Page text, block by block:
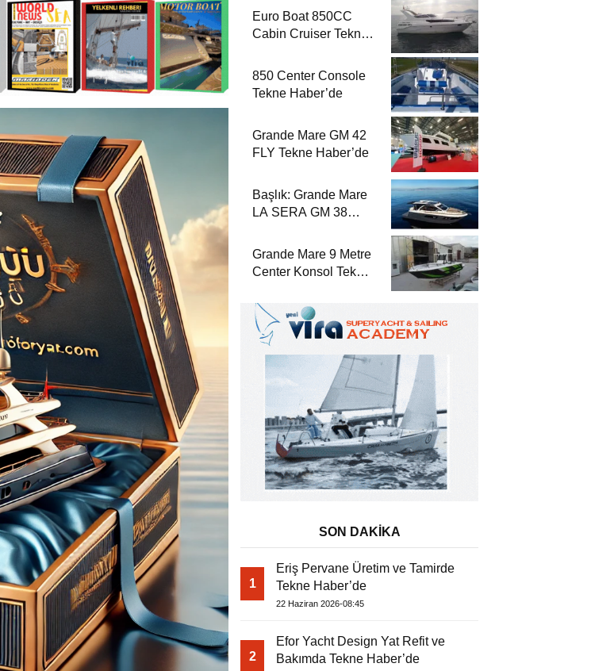
Euro Boat 850CC
Cabin Cruiser Tekne
850 Center Console
Tekne Haber’de
Grande Mare GM 42
FLY Tekne Haber’de
Başlık: Grande Mare
LA SERA GM 38
Grande Mare 9 Metre
Center Konsol Tekne
SON DAKİKA
1
Eriş Pervane Üretim ve Tamirde
Tekne Haber’de
22 Haziran 2026-08:45
2
Efor Yacht Design Yat Refit ve
Bakımda Tekne Haber’de